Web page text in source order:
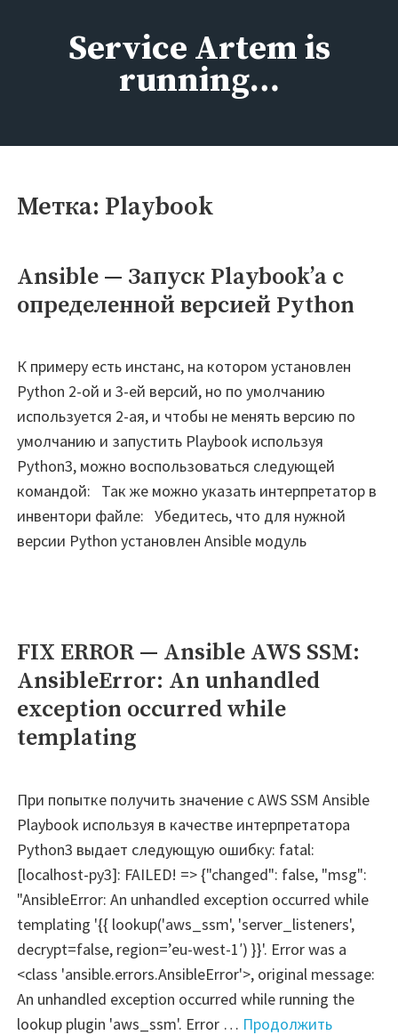
содержимомуService Artem is
running…
Метка: Playbook
Ansible — Запуск Playbook’а с
определенной версией Python
К примеру есть инстанс, на котором установлен
Python 2-ой и 3-ей версий, но по умолчанию
используется 2-ая, и чтобы не менять версию по
умолчанию и запустить Playbook используя
Python3, можно воспользоваться следующей
командой: Так же можно указать интерпретатор в
инвентори файле: Убедитесь, что для нужной
версии Python установлен Ansible модуль
FIX ERROR — Ansible AWS SSM:
AnsibleError: An unhandled
exception occurred while
templating
При попытке получить значение с AWS SSM Ansible
Playbook используя в качестве интерпретатора
Python3 выдает следующую ошибку: fatal:
[localhost-py3]: FAILED! => {"changed": false, "msg":
"AnsibleError: An unhandled exception occurred while
templating '{{ lookup('aws_ssm', 'server_listeners',
decrypt=false, region=’eu-west-1′) }}'. Error was a
<class 'ansible.errors.AnsibleError'>, original message:
An unhandled exception occurred while running the
lookup plugin 'aws_ssm'. Error … Продолжить